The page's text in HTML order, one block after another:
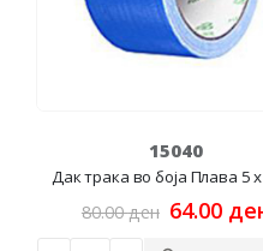
15040
Дак трака во боја Плава 5
80.00ден Original
64.00